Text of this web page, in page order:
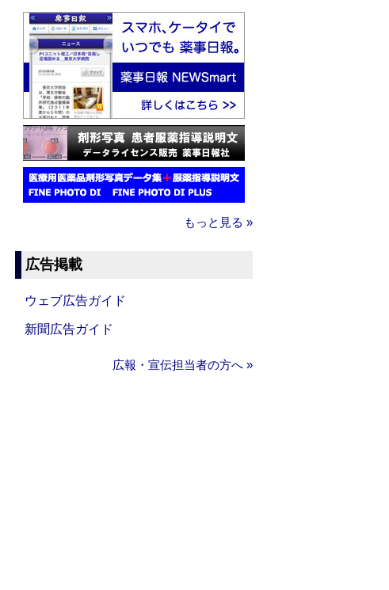
もっと見る »
広告掲載
ウェブ広告ガイド
新聞広告ガイド
広報・宣伝担当者の方へ »